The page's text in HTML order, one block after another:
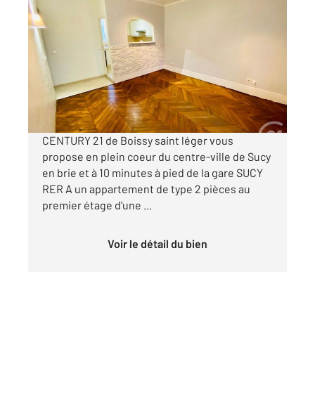
SUCY EN BRIE 94
39,65 m
, 2 pièces
Ref : 44590
Appartement F2 à louer
870 €
par mois charges comprises
CENTURY 21 de Boissy saint léger vous
propose en plein coeur du centre-ville de Sucy
en brie et à 10 minutes à pied de la gare SUCY
RER A un appartement de type 2 pièces au
premier étage d'une ...
Voir le détail du bien